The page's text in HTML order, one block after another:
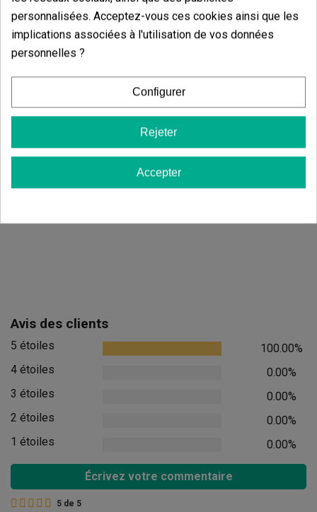
(15)
1,05 €
Voir plus
(4)
9,50 €
Avis des clients
5 étoiles
100.00%
4 étoiles
0.00%
3 étoiles
0.00%
2 étoiles
0.00%
1 étoiles
0.00%
Écrivez votre commentaire
5 de 5
personnalisées. Acceptez-vous ces cookies ainsi que les
implications associées à l'utilisation de vos données
personnelles ?
Configurer
Rejeter
Accepter